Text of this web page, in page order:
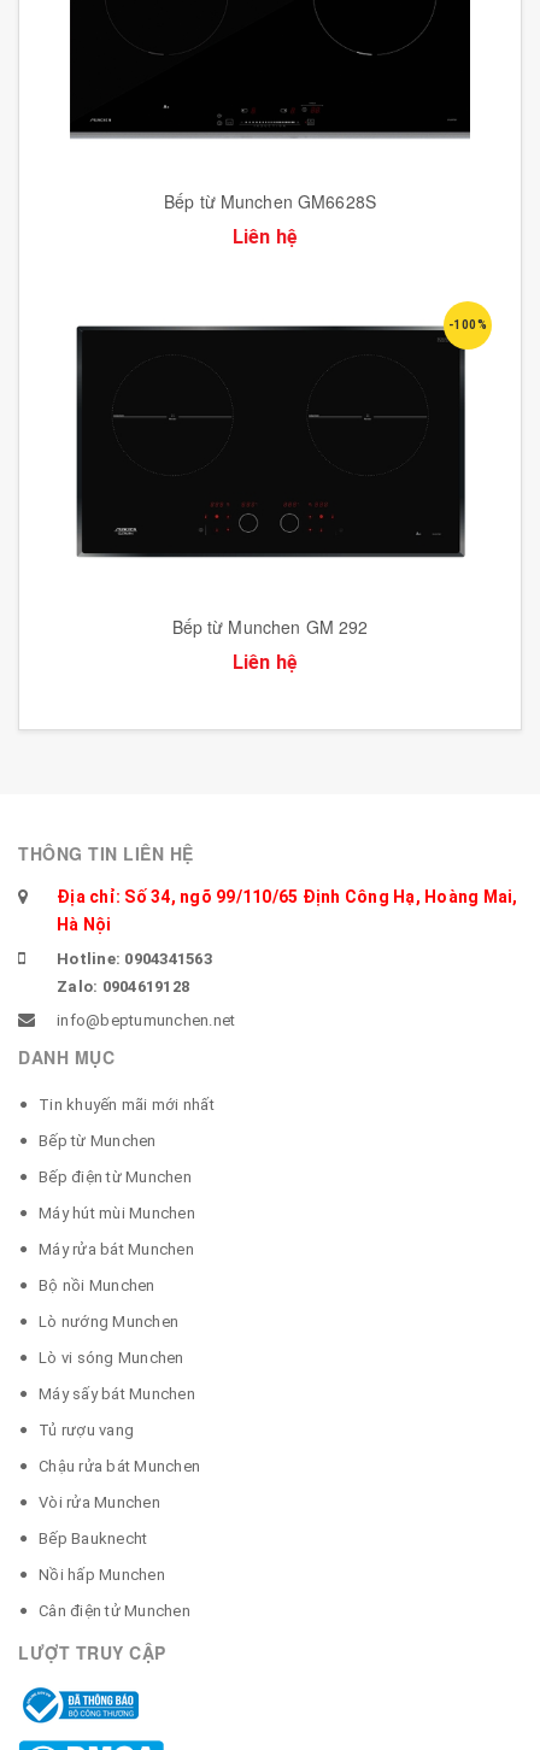
Bếp từ Munchen GM6628S
Liên hệ
-100%
Bếp từ Munchen GM 292
Liên hệ
THÔNG TIN LIÊN HỆ
Địa chỉ: Số 34, ngõ 99/110/65 Định Công Hạ, Hoàng Mai,
Hà Nội
Hotline: 0904341563
Zalo: 0904619128
info@beptumunchen.net
DANH MỤC
Tin khuyến mãi mới nhất
Bếp từ Munchen
Bếp điện từ Munchen
Máy hút mùi Munchen
Máy rửa bát Munchen
Bộ nồi Munchen
Lò nướng Munchen
Lò vi sóng Munchen
Máy sấy bát Munchen
Tủ rượu vang
Chậu rửa bát Munchen
Vòi rửa Munchen
Bếp Bauknecht
Nồi hấp Munchen
Cân điện tử Munchen
LƯỢT TRUY CẬP